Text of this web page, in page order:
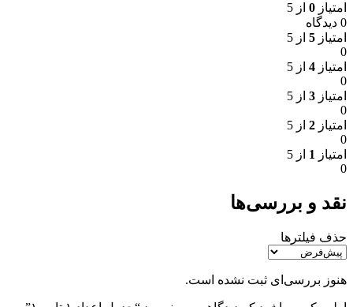
امتیاز 0 از 5
0 دیدگاه
امتیاز 5 از 5
0
امتیاز 4 از 5
0
امتیاز 3 از 5
0
امتیاز 2 از 5
0
امتیاز 1 از 5
0
نقد و بررسی‌ها
حذف فیلترها
هنوز بررسی‌ای ثبت نشده است.